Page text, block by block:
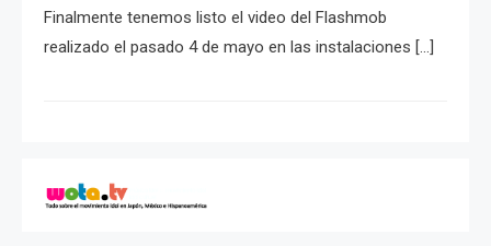
Finalmente tenemos listo el video del Flashmob
realizado el pasado 4 de mayo en las instalaciones […]